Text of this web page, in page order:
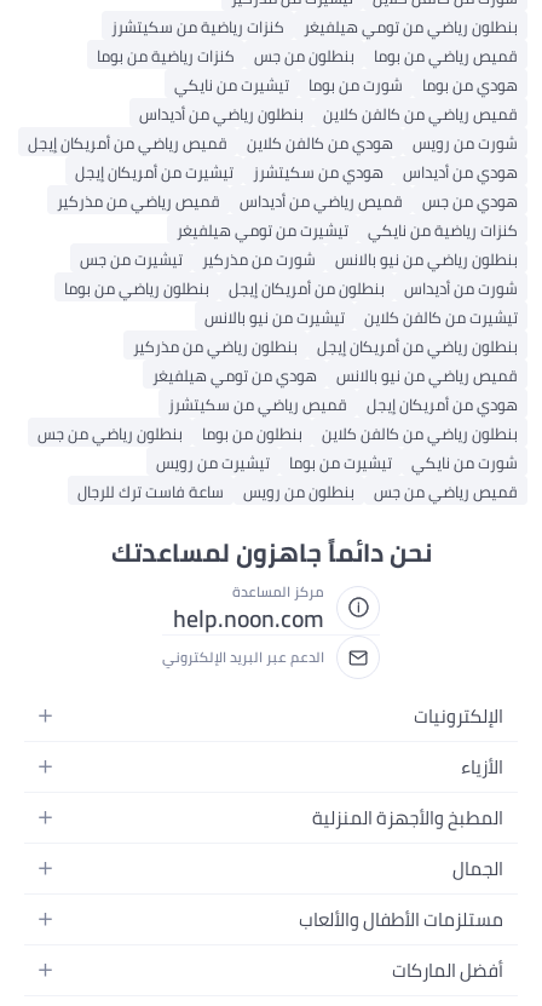
بنطلون رياضي من تومي هيلفيغر
كنزات رياضية من سكيتشرز
قميص رياضي من بوما
بنطلون من جس
كنزات رياضية من بوما
هودي من بوما
شورت من بوما
تيشيرت من نايكي
قميص رياضي من كالفن كلاين
بنطلون رياضي من أديداس
شورت من رويس
هودي من كالفن كلاين
قميص رياضي من أمريكان إيجل
هودي من أديداس
هودي من سكيتشرز
تيشيرت من أمريكان إيجل
هودي من جس
قميص رياضي من أديداس
قميص رياضي من مذركير
كنزات رياضية من نايكي
تيشيرت من تومي هيلفيغر
بنطلون رياضي من نيو بالانس
شورت من مذركير
تيشيرت من جس
شورت من أديداس
بنطلون من أمريكان إيجل
بنطلون رياضي من بوما
تيشيرت من كالفن كلاين
تيشيرت من نيو بالانس
بنطلون رياضي من أمريكان إيجل
بنطلون رياضي من مذركير
قميص رياضي من نيو بالانس
هودي من تومي هيلفيغر
هودي من أمريكان إيجل
قميص رياضي من سكيتشرز
بنطلون رياضي من كالفن كلاين
بنطلون من بوما
بنطلون رياضي من جس
شورت من نايكي
تيشيرت من بوما
تيشيرت من رويس
قميص رياضي من جس
بنطلون من رويس ساعة فاست ترك للرجال
نحن دائماً جاهزون لمساعدتك
مركز المساعدة
help.noon.com
الدعم عبر البريد الإلكتروني
الإلكترونيات
الجوالات
اللابتوبات
الأجهزة المنزلية
التلفزيونات
السماعات
الأزياء
أزياء نسائية
أزياء البنات
أزياء الأولاد
المجوهرات
المطبخ والأجهزة المنزلية
الحمام
المطبخ والسفرة
أدوات وتحسين المنزل
الجمال
العطور
العناية بالشعر
مستلزمات الأطفال والألعاب
الحفاضات
أفضل الماركات